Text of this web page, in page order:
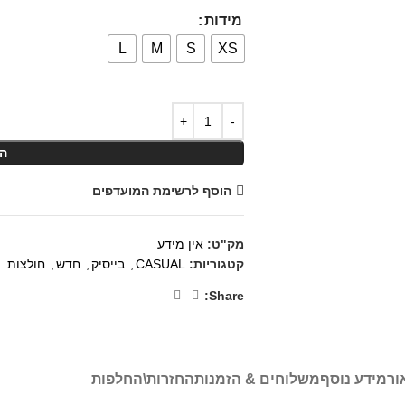
מידות
XS
S
M
L
הוסף לרשימת המועדפים
מק"ט: אין מידע
קטגוריות:
CASUAL בייסיק חדש חולצות
Share:
מידע נוסףמשלוחים & הזמנותהחזרות\החלפות